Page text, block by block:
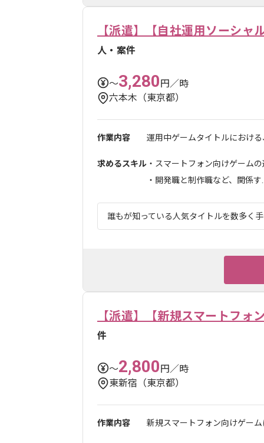
【派遣】【自社運用ソーシャ
人・案件
〜3,280円／時
六本木（東京都）
作業内容 運用中ゲームタイトルにおけ
求めるスキル ・スマートフォン向けゲーム
・開発職と制作職など、関係す
誰もが知っている人気タイトルを数多く
【派遣】【新規スマートフォ
件
〜2,800円／時
東新宿（東京都）
作業内容 新規スマートフォン向けゲー